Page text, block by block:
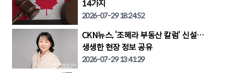
14가지
2026-07-29 18:24:52
CKN뉴스, ‘조혜라 부동산 칼럼’ 신설…
생생한 현장 정보 공유
2026-07-29 13:41:29